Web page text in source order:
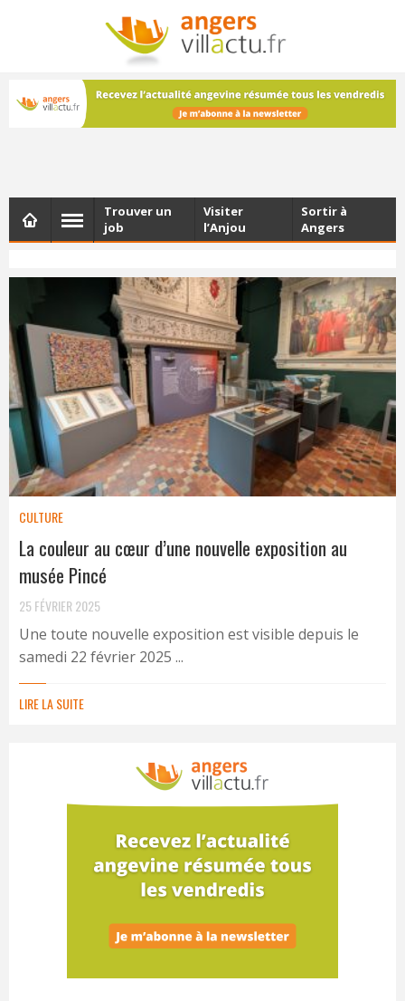
NEWSLETTER
Les dernières actualités d'Angers, chaque vendredi dans
votre boîte e-mail
Trouver un
job
Visiter
l’Anjou
Sortir à
Angers
CULTURE
La couleur au cœur d’une nouvelle exposition au
musée Pincé
25 FÉVRIER 2025
Une toute nouvelle exposition est visible depuis le
samedi 22 février 2025 ...
LIRE LA SUITE